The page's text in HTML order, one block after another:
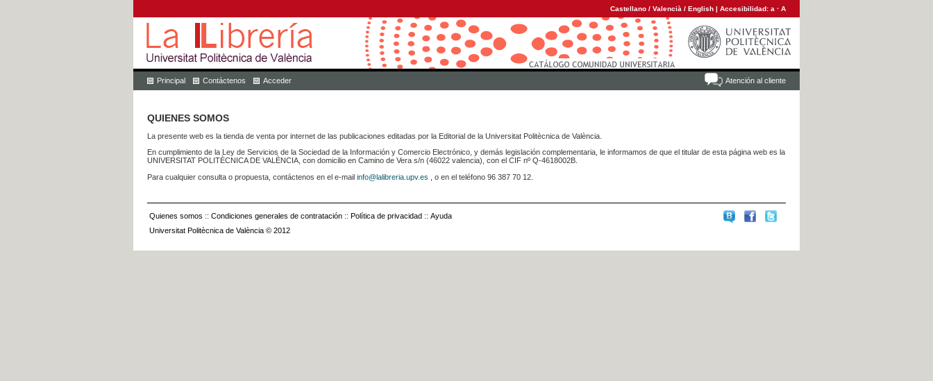
Castellano / Valencià / English | Accesibilidad: a · A
Atención al cliente
Principal Contáctenos Acceder
QUIENES SOMOS
La presente web es la tienda de venta por internet de las publicaciones editadas por la Editorial de la Universitat Politècnica de València.
En cumplimiento de la Ley de Servicios de la Sociedad de la Información y Comercio Electrónico, y demás legislación complementaria, le informamos de que el titular de esta página web es la
UNIVERSITAT POLITÈCNICA DE VALÈNCIA, con domicilio en Camino de Vera s/n (46022 valencia), con el CIF nº Q-4618002B.
Para cualquier consulta o propuesta, contáctenos en el e-mail info@lalibreria.upv.es , o en el teléfono 96 387 70 12.
Quienes somos :: Condiciones generales de contratación :: Política de privacidad :: Ayuda
Universitat Politècnica de València © 2012